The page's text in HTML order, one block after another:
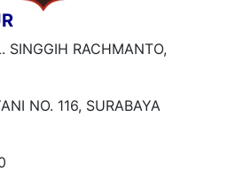
SINGGIH RACHMANTO,
NO. 116, SURABAYA